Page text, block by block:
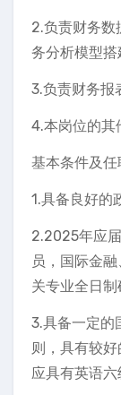
2.负责财务数
务分析模型搭
3.负责财务报
4.本岗位的其
基本条件及任
1.具备良好的
2.2025年应
员，国际金
关专业全日制
3.具备一定的
则，具有较
应具有英语六